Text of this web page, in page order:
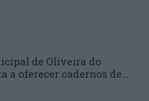
de Oliveira do
a oferecer cadernos de...